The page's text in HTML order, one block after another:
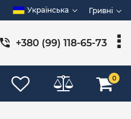
Українська Гривні
+380 (99) 118-65-73
0